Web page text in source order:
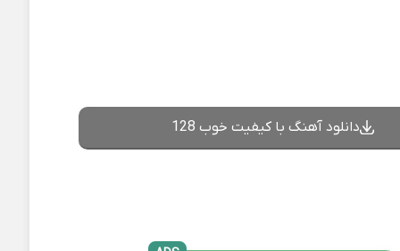
دانلود آهنگ با کیفیت خوب 128